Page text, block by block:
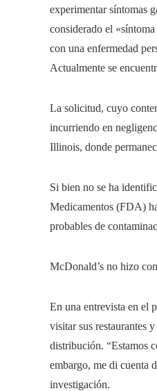
experimentar síntomas
considerado el
con una enfermedad
Actualmente se
La solicitud, cuyo
incurriendo en
Illinois, donde
Si bien no se ha
Medicamentos (FDA)
probables de
McDonald’s no hizo
En una entrevista en el
visitar sus restaurantes
distribución. “Estamos
embargo, me di cuenta
investigación.